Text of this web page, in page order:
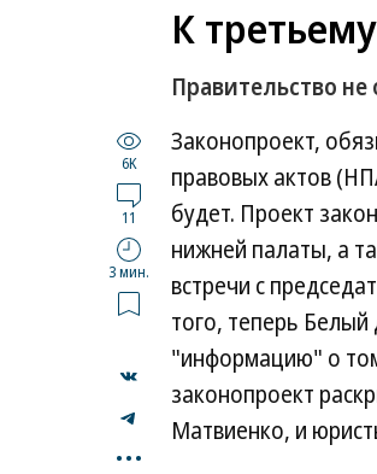
К
Правительство
6K
11
3 мин.
...
Законопроект,
правовых актов
будет. Проект
нижней палаты, а
встречи с
того, теперь
"информацию" о
законопроект
Матвиенко, и